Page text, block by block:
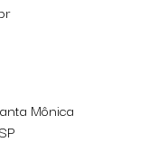
Mônica